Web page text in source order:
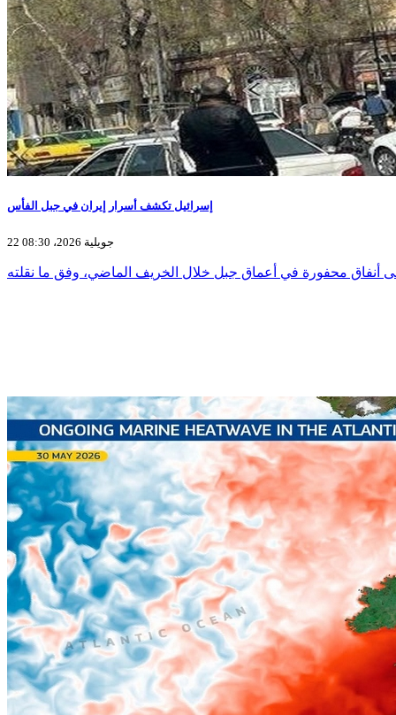
إسرائيل تكشف أسرار إيران في جبل الفأس
22 جويلية 2026، 08:30